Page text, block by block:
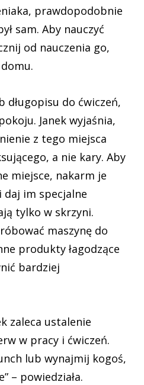
prawdopodobnie
sam. Aby nauczyć
od nauczenia go,
długopisu do ćwiczeń,
Janek wyjaśnia,
z tego miejsca
a nie kary. Aby
miejsce, nakarm je
daj im specjalne
tylko w skrzyni.
maszynę do
produkty łagodzące
bardziej
zaleca ustalenie
w pracy i ćwiczeń.
lub wynajmij kogoś,
– powiedziała.